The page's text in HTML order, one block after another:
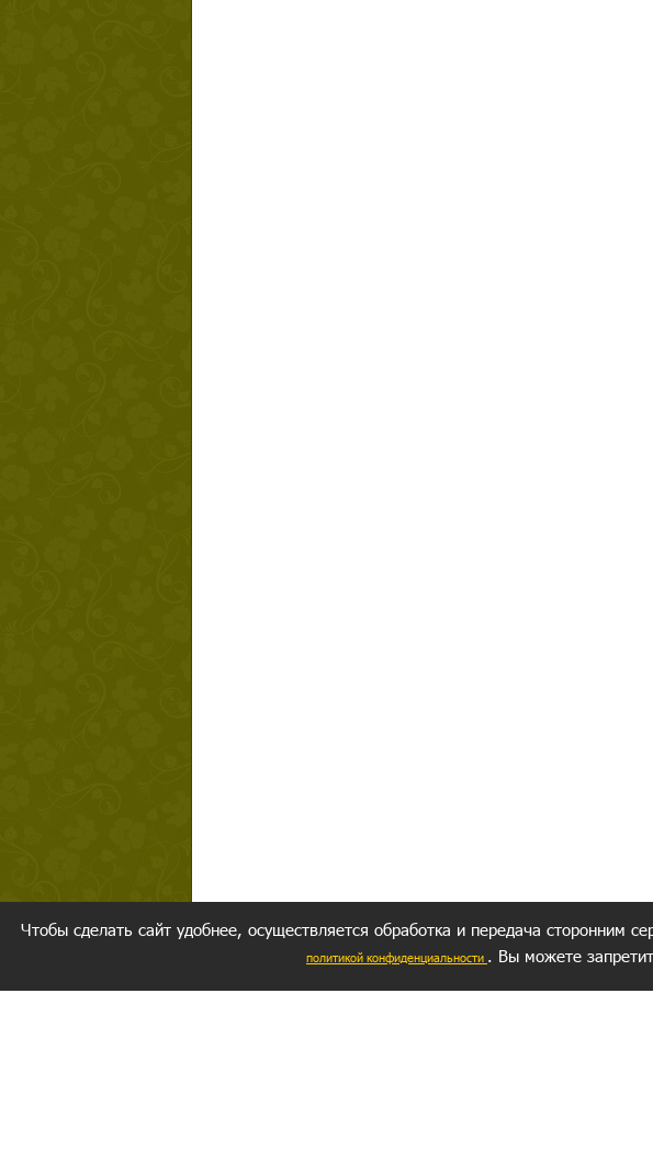
Чтобы сделать сайт удобнее, осуществляется обработка и передача сторонним
политикой конфиденциальности . Вы можете